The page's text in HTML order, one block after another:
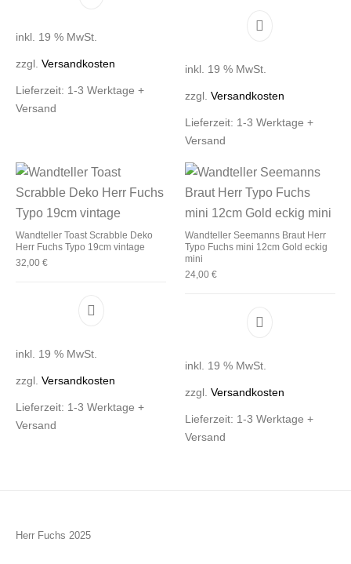
inkl. 19 % MwSt.
zzgl.Versandkosten
Lieferzeit: 1-3 Werktage +
Versand
inkl. 19 % MwSt.
zzgl. Versandkosten
Lieferzeit: 1-3 Werktage +
Versand
Wandteller Toast Scrabble Deko
Herr Fuchs Typo 19cm vintage
32,00€
inkl. 19 % MwSt.
zzgl.Versandkosten
Lieferzeit: 1-3 Werktage +
Versand
Wandteller Seemanns Braut Herr
Typo Fuchs mini 12cm Gold eckig
mini
24,00 €
inkl. 19 % MwSt.
zzgl. Versandkosten
Lieferzeit: 1-3 Werktage +
Versand
Herr Fuchs 2025